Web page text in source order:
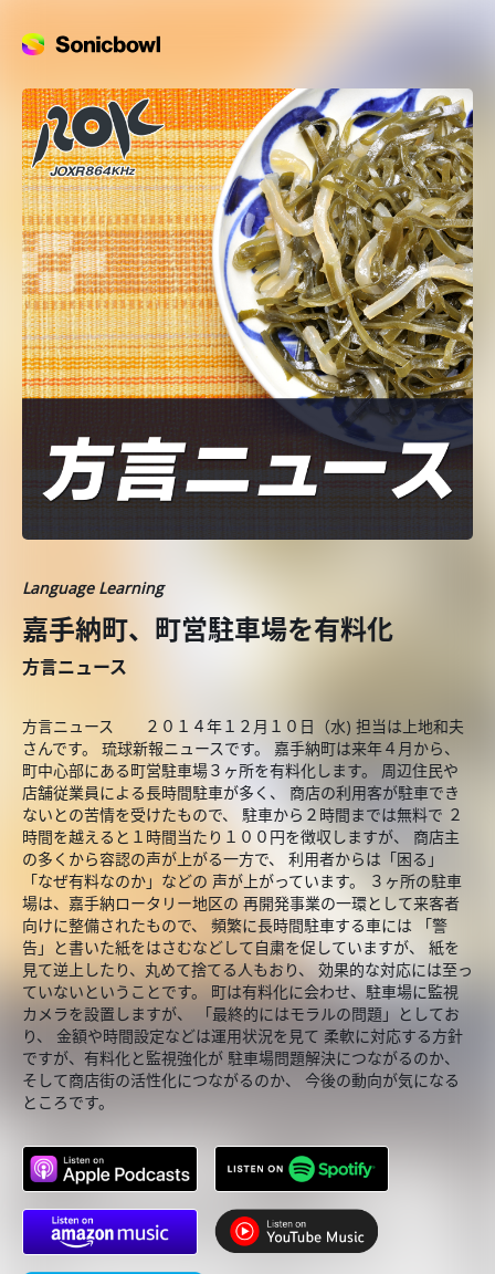
Language Learning
嘉手納町、町営駐車場を有料化
方言ニュース
方言ニュース ２０１４年１２月１０日（水) 担当は上地和夫
さんです。 琉球新報ニュースです。 嘉手納町は来年４月から、
町中心部にある町営駐車場３ヶ所を有料化します。 周辺住民や
店舗従業員による長時間駐車が多く、 商店の利用客が駐車でき
ないとの苦情を受けたもので、 駐車から２時間までは無料で ２
時間を越えると１時間当たり１００円を徴収しますが、 商店主
の多くから容認の声が上がる一方で、 利用者からは「困る」
「なぜ有料なのか」などの 声が上がっています。 ３ヶ所の駐車
場は、嘉手納ロータリー地区の 再開発事業の一環として来客者
向けに整備されたもので、 頻繁に長時間駐車する車には 「警
告」と書いた紙をはさむなどして自粛を促していますが、 紙を
見て逆上したり、丸めて捨てる人もおり、 効果的な対応には至っ
ていないということです。 町は有料化に会わせ、駐車場に監視
カメラを設置しますが、 「最終的にはモラルの問題」としてお
り、 金額や時間設定などは運用状況を見て 柔軟に対応する方針
ですが、有料化と監視強化が 駐車場問題解決につながるのか、
そして商店街の活性化につながるのか、 今後の動向が気になる
ところです。